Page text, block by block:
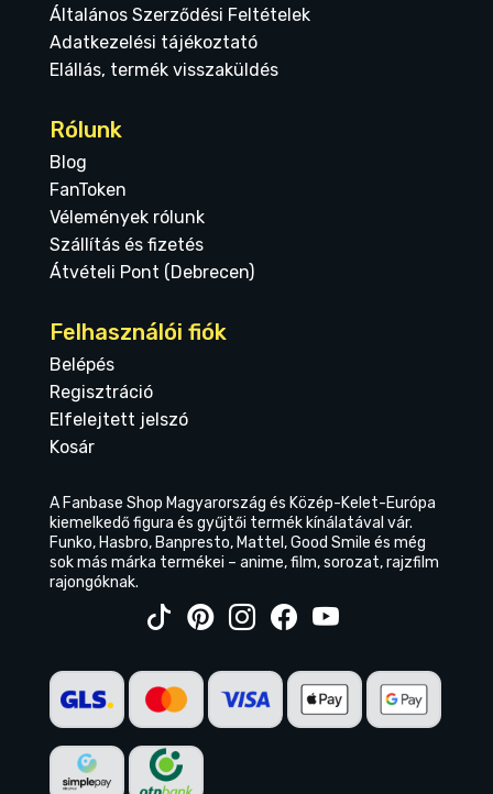
Általános Szerződési Feltételek
Adatkezelési tájékoztató
Elállás, termék visszaküldés
Rólunk
Blog
FanToken
Vélemények rólunk
Szállítás és fizetés
Átvételi Pont (Debrecen)
Felhasználói fiók
Belépés
Regisztráció
Elfelejtett jelszó
Kosár
A Fanbase Shop Magyarország és Közép-Kelet-Európa
kiemelkedő figura és gyűjtői termék kínálatával vár.
Funko, Hasbro, Banpresto, Mattel, Good Smile és még
sok más márka termékei – anime, film, sorozat, rajzfilm
rajongóknak.